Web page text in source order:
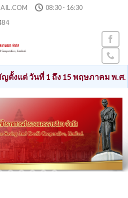
08:30 - 16:30
15 พฤษภาคม พ.ศ. 2569 เงินกู้ส